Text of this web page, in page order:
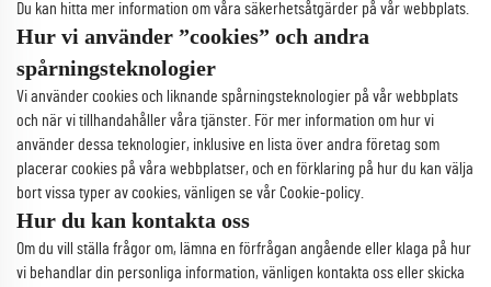
Du kan hitta mer information om våra säkerhetsåtgärder på vår webbplats.
Hur vi använder ”cookies” och andra
spårningsteknologier
Vi använder cookies och liknande spårningsteknologier på vår webbplats
och när vi tillhandahåller våra tjänster. För mer information om hur vi
använder dessa teknologier, inklusive en lista över andra företag som
placerar cookies på våra webbplatser, och en förklaring på hur du kan välja
bort vissa typer av cookies, vänligen se vår Cookie-policy.
Hur du kan kontakta oss
Om du vill ställa frågor om, lämna en förfrågan angående eller klaga på hur
vi behandlar din personliga information, vänligen kontakta oss eller skicka